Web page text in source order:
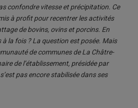
confondre vitesse et précipitation. Ce
à profit pour recentrer les activités
de bovins, ovins et porcins. En
la fois ? La question est posée. Mais
de communes de La Châtre-
de l’établissement, présidée par
pas encore stabilisée dans ses